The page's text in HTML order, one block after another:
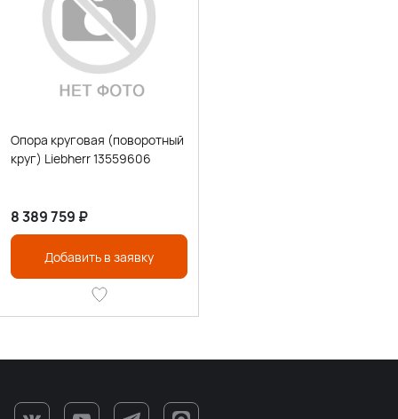
Опора круговая (поворотный
круг) Liebherr 13559606
8 389 759 ₽
Добавить в заявку